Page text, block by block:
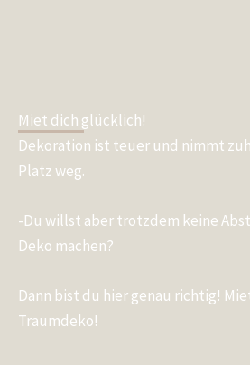
Miet dich glücklich!
Dekoration ist teuer und nimmt
Platz weg.
-Du willst aber trotzdem keine
Deko machen?
Dann bist du hier genau richtig!
Traumdeko!